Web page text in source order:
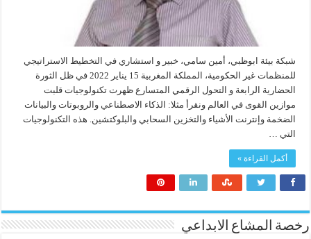
شبكة بيئة ابوظبي، أمين سامي، خبير و استشاري في التخطيط الاستراتيجي
للمنظمات غير الحكومية، المملكة المغربية 15 يناير 2022 في ظل الثورة
الحضارية الرابعة و التحول الرقمي المتسارع ظهرت تكنولوجيات قلبت
موازين القوى في العالم ونقرأ مثلا: الذكاء الاصطناعي والروبوتات والبيانات
الضخمة وإنترنت الأشياء والتخزين السحابي والبلوكتشين. هذه التكنولوجيات
التي …
أكمل القراءة »
رخصة المشاع الابداعي